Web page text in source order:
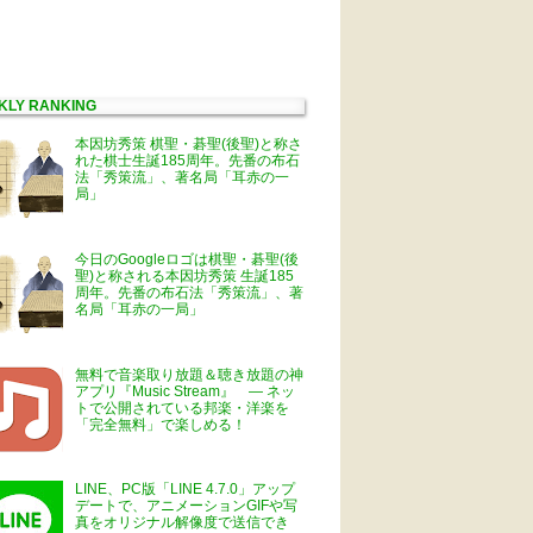
RANKING
本因坊秀策 棋聖・碁聖(後聖)と称さ
れた棋士生誕185周年。先番の布石
法「秀策流」、著名局「耳赤の一
局」
今日のGoogleロゴは棋聖・碁聖(後
聖)と称される本因坊秀策 生誕185
周年。先番の布石法「秀策流」、著
名局「耳赤の一局」
無料で音楽取り放題＆聴き放題の神
アプリ『Music Stream』 ― ネッ
トで公開されている邦楽・洋楽を
「完全無料」で楽しめる！
LINE、PC版「LINE 4.7.0」アップ
デートで、アニメーションGIFや写
真をオリジナル解像度で送信でき